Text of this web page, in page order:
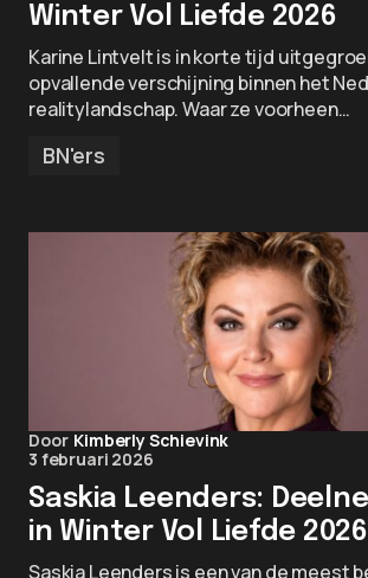
Winter Vol Liefde 2026
Karine Lintvelt is in korte tijd
opvallende verschijning binnen het
realitylandschap. Waar ze voorheen…
BN'ers
Door Kimberly Schievink
3 februari 2026
Saskia Leenders:
in Winter Vol Liefde 2026
Saskia Leenders is een van de meest